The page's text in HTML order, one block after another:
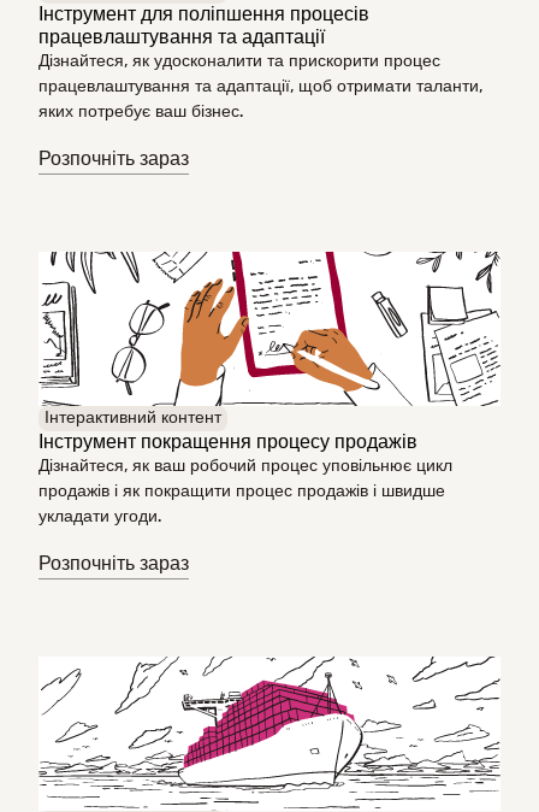
Інструмент для поліпшення процесів
працевлаштування та адаптації
Дізнайтеся, як удосконалити та прискорити процес
працевлаштування та адаптації, щоб отримати таланти,
яких потребує ваш бізнес.
Розпочніть зараз
Інтерактивний контент
Інструмент покращення процесу продажів
Дізнайтеся, як ваш робочий процес уповільнює цикл
продажів і як покращити процес продажів і швидше
укладати угоди.
Розпочніть зараз